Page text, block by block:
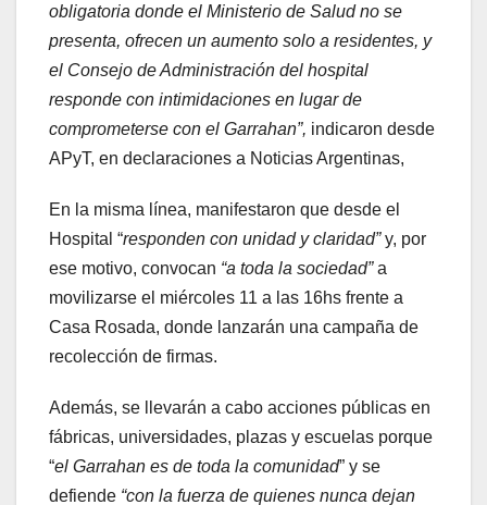
obligatoria donde el Ministerio de Salud no se
presenta, ofrecen un aumento solo a residentes, y
el Consejo de Administración del hospital
responde con intimidaciones en lugar de
comprometerse con el Garrahan”, indicaron desde
APyT, en declaraciones a Noticias Argentinas,
En la misma línea, manifestaron que desde el
Hospital “responden con unidad y claridad”y, por
ese motivo, convocan “a toda la sociedad”a
movilizarse el miércoles 11 a las 16hs frente a
Casa Rosada, donde lanzarán una campaña de
recolección de firmas.
Además, se llevarán a cabo acciones públicas en
fábricas, universidades, plazas y escuelas porque
“el Garrahan es de toda la comunidad” y se
defiende “con la fuerza de quienes nunca dejan